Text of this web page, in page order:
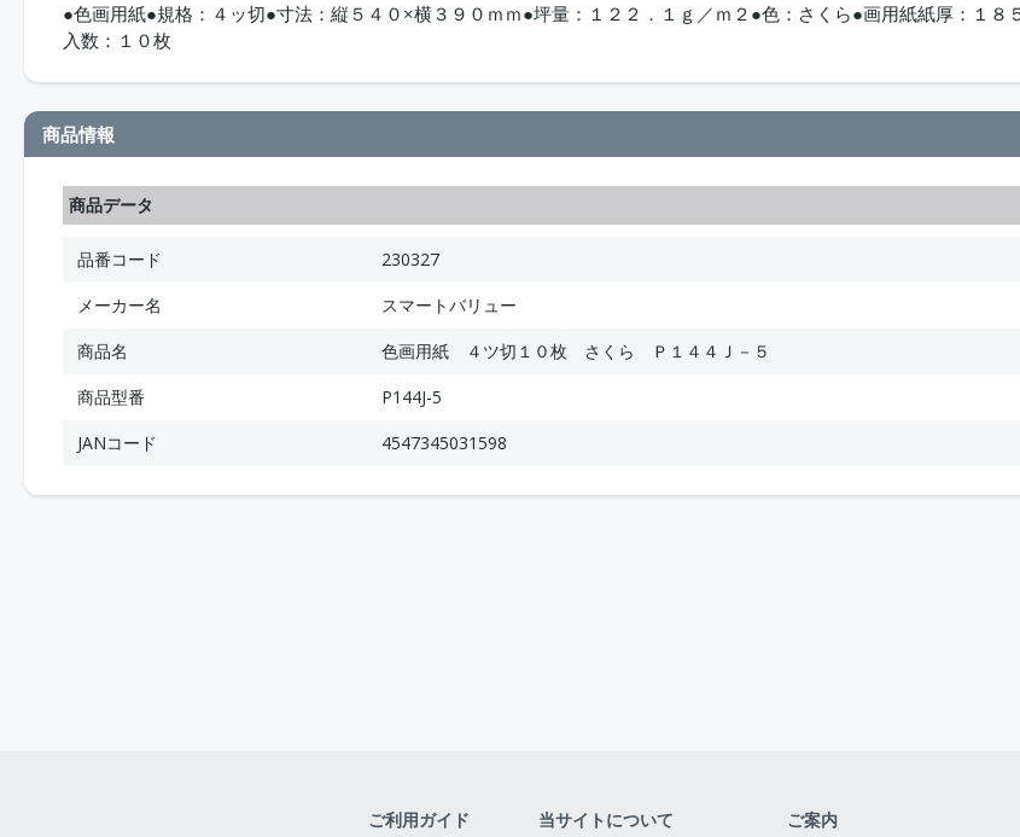
●色画用紙●規格：４ッ切●寸法：縦５４０×横３９０ｍｍ●坪量：１２２．１ｇ／ｍ２●色：さくら●画用紙紙厚：１８
入数：１０枚
商品情報
商品データ
品番コード
230327
メーカー名
スマートバリュー
商品名
色画用紙 ４ツ切１０枚 さくら Ｐ１４４Ｊ－５
商品型番
P144J-5
JANコード
4547345031598
ご利用ガイド 当サイトについて ご案内